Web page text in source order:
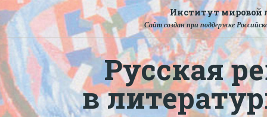
Институт мировой
Сайт создан при поддержке
Русская
в